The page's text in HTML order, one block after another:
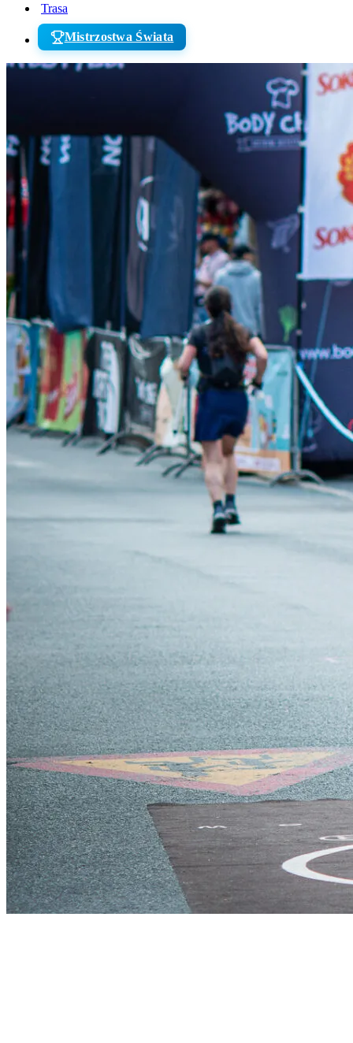
Trasa
Mistrzostwa Świata